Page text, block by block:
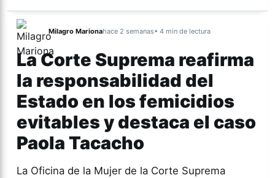
Milagro Marionahace 2 semanas• 4 min de lectura
La Corte Suprema reafirma
la responsabilidad del
Estado en los femicidios
evitables y destaca el caso
Paola Tacacho
La Oficina de la Mujer de la Corte Suprema